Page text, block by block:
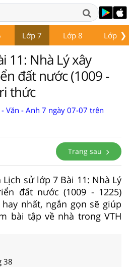
❯
Lớp 7 Lớp 8 Lớp 9
11: Nhà Lý xây
đất nước (1009 -
thức
- Văn - Anh 7 ngày 07-07 trên
Trang sau
sử lớp 7 Bài 11: Nhà Lý
đất nước (1009 - 1225)
nhất, ngắn gọn sẽ giúp
bài tập về nhà trong VTH
38